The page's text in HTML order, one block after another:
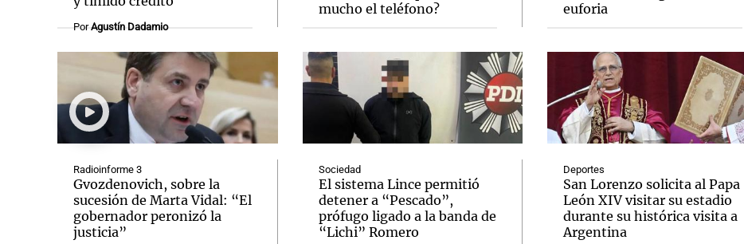
PorAgustín Dadamio
Radioinforme 3
Gvozdenovich, sobre la
sucesión de Marta Vidal: “El
gobernador peronizó la
justicia”
mucho el teléfono?
Sociedad
El sistema Lince permitió
detener a “Pescado”,
prófugo ligado a la banda de
“Lichi” Romero
euforia
Deportes
San Lorenzo solicita al Papa
León XIV visitar su estadio
durante su histórica visita a
Argentina
Mundial 2026 El huracán de Arequito Cadena 3 en